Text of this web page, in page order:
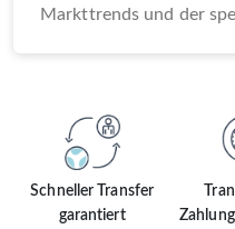
Schneller Transfer
garantiert
Markttrends und der